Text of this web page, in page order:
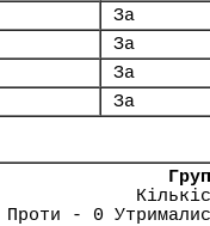
За
За
За
За
- 0